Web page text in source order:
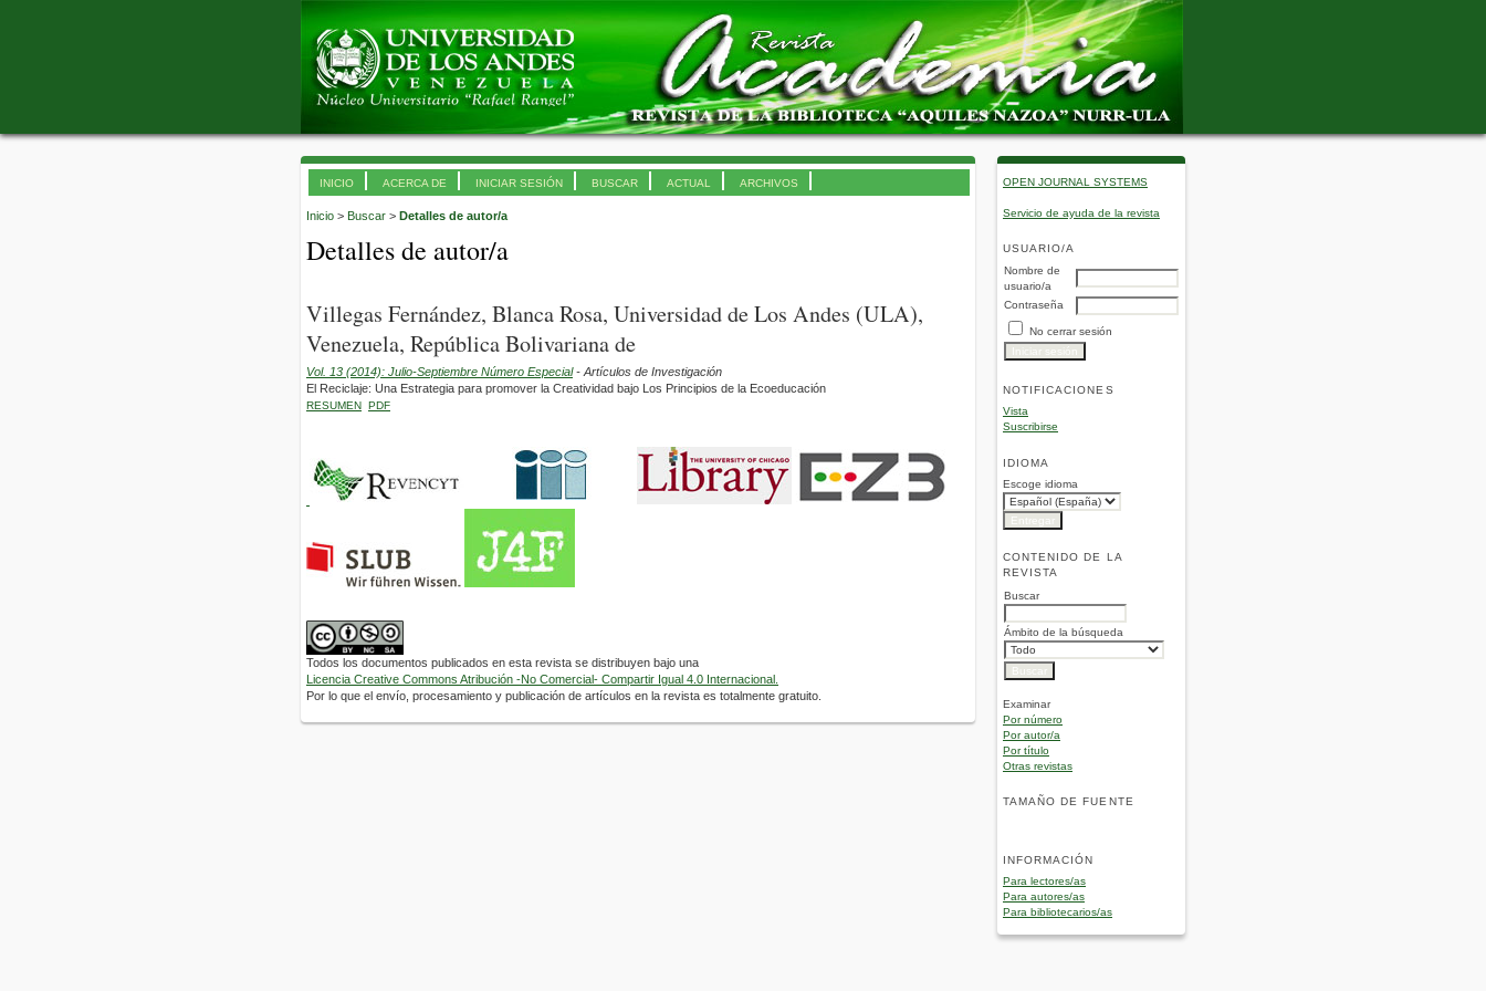
OPEN JOURNAL SYSTEMS
Servicio de ayuda de la revista
USUARIO/A
Nombre de
usuario/a
Contraseña
No cerrar sesión
NOTIFICACIONES
Vista
Suscribirse
IDIOMA
Escoge idioma
CONTENIDO DE LA
REVISTA
Buscar
Ámbito de la búsqueda
Examinar
Por número
Por autor/a
Por título
Otras revistas
TAMAÑO DE FUENTE
INFORMACIÓN
Para lectores/as
Para autores/as
Para bibliotecarios/as
INICIO ACERCA DE INICIAR SESIÓN BUSCAR ACTUAL ARCHIVOS
Inicio > Buscar > Detalles de autor/a
Detalles de autor/a
Villegas Fernández, Blanca Rosa, Universidad de Los Andes (ULA),
Venezuela, República Bolivariana de
Vol. 13 (2014): Julio-Septiembre Número Especial- Artículos de Investigación
El Reciclaje: Una Estrategia para promover la Creatividad bajo Los Principios de la Ecoeducación
RESUMEN PDF
Todos los documentos publicados en esta revista se distribuyen bajo una
Licencia Creative Commons Atribución -No Comercial- Compartir Igual 4.0 Internacional.
Por lo que el envío, procesamiento y publicación de artículos en la revista es totalmente gratuito.